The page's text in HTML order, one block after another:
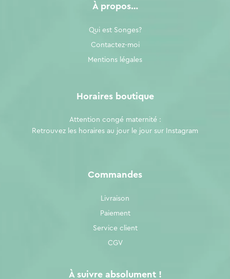
Commandes
Livraison
Paiement
Service client
CGV
À suivre absolument !
À propos…
Qui est Songes?
Contactez-moi
Mentions légales
Horaires boutique
Attention congé maternité :
Retrouvez les horaires au jour le jour sur
Instagram